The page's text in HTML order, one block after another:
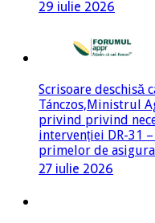
29 iulie 2026
Scrisoare deschisă
Tánczos,Ministrul
privind privind
intervenției DR-31
primelor de
27 iulie 2026